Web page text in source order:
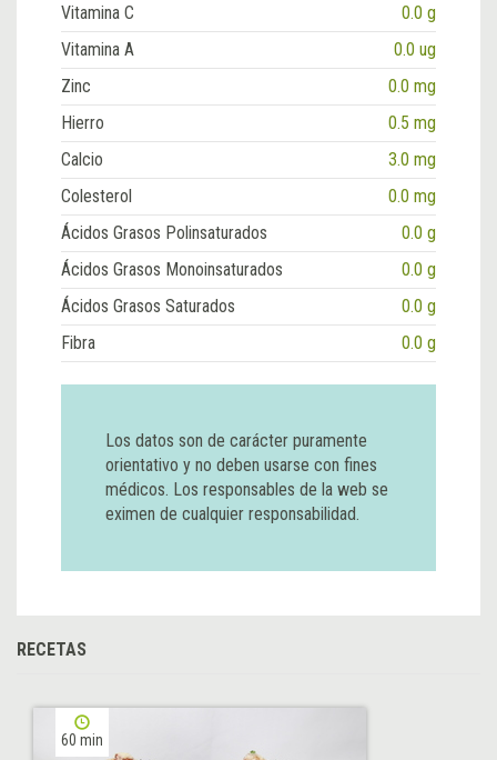
Vitamina C
0.0 g
Vitamina A
0.0 ug
Zinc
0.0 mg
Hierro
0.5 mg
Calcio
3.0 mg
Colesterol
0.0 mg
Ácidos Grasos Polinsaturados
0.0 g
Ácidos Grasos Monoinsaturados
0.0 g
Ácidos Grasos Saturados
0.0 g
Fibra
0.0 g
Los datos son de carácter puramente
orientativo y no deben usarse con fines
médicos. Los responsables de la web se
eximen de cualquier responsabilidad.
RECETAS
60 min